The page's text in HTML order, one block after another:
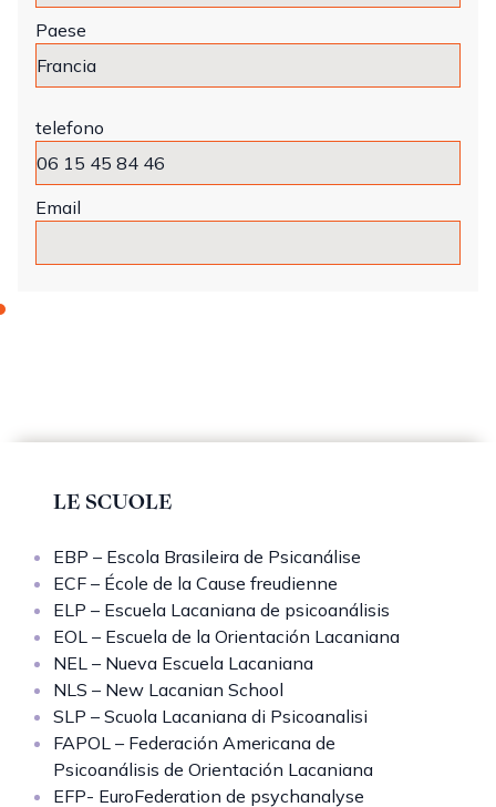
Paese
telefono
Email
LE SCUOLE
EBP – Escola Brasileira de Psicanálise
ECF – École de la Cause freudienne
ELP – Escuela Lacaniana de psicoanálisis
EOL – Escuela de la Orientación Lacaniana
NEL – Nueva Escuela Lacaniana
NLS – New Lacanian School
SLP – Scuola Lacaniana di Psicoanalisi
FAPOL – Federación Americana de
Psicoanálisis de Orientación Lacaniana
EFP- EuroFederation de psychanalyse